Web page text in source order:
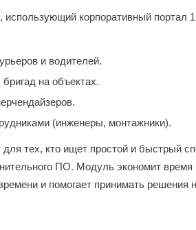
использующий корпоративный портал
и водителей.
на объектах.
(инженеры, монтажники).
тех, кто ищет простой и быстрый
ПО. Модуль экономит
и помогает принимать решения